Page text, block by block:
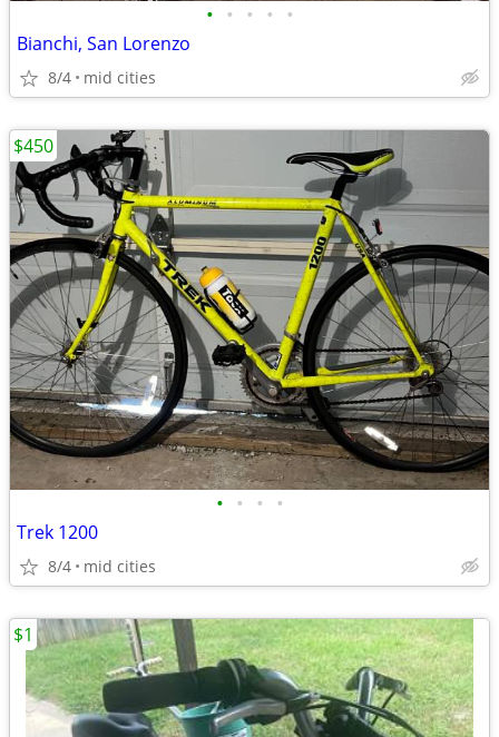
• • • • •
Bianchi, San Lorenzo
8/4 mid cities
• • • •
Trek 1200
8/4 mid cities
$450
$1